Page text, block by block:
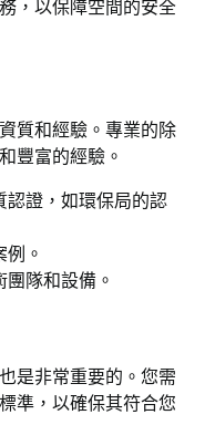
，以保障空間的安全
質和經驗。專業的除
豐富的經驗。
認證，如環保局的認
。
隊和設備。
是非常重要的。您需
準，以確保其符合您